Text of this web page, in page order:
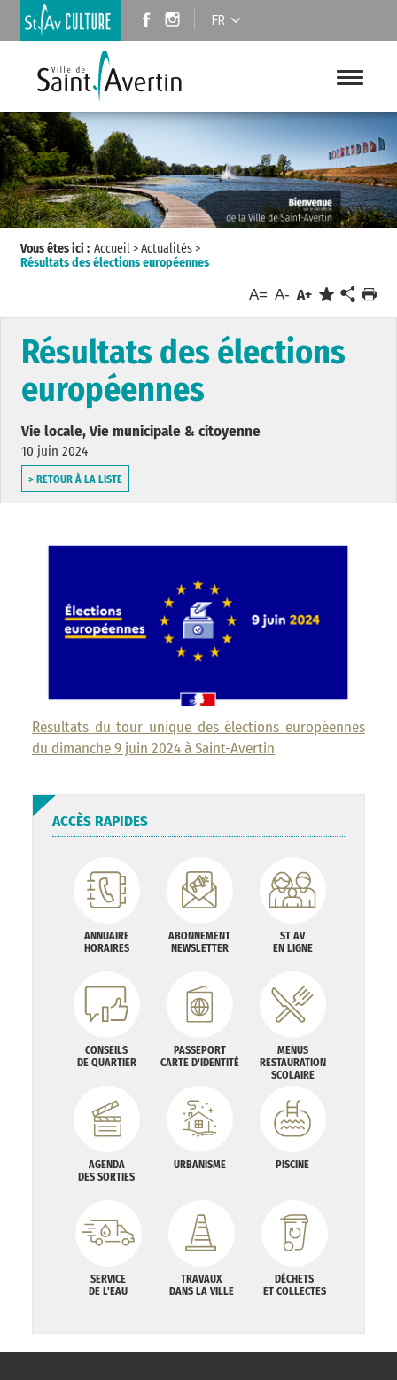
FR
Vous êtes ici : Accueil>Actualités>
Résultats des élections européennes
A= A- A+
Résultats des élections
européennes
Vie locale, Vie municipale & citoyenne
10 juin 2024
> RETOUR À LA LISTE
Résultats du tour unique des élections européennes
du dimanche 9 juin 2024 à Saint-Avertin
ACCÈS RAPIDES
ANNUAIRE
HORAIRES
ABONNEMENT
NEWSLETTER
ST AV
EN LIGNE
CONSEILS
DE QUARTIER
PASSEPORT
CARTE D'IDENTITÉ
MENUS
RESTAURATION
SCOLAIRE
AGENDA
DES SORTIES
URBANISME PISCINE
SERVICE
DE L'EAU
TRAVAUX
DANS LA VILLE
DÉCHETS
ET COLLECTES